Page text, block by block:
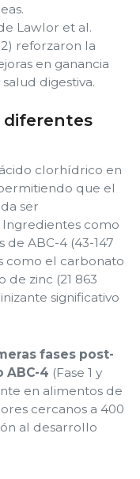
Lawlor et al.
reforzaron la
en ganancia
digestiva.
diferentes
clorhídrico en
que el
ser
como
de ABC-4 (43-147
como el carbonato
de zinc (21 863
significativo
fases post-
ABC-4 (Fase 1 y
en alimentos de
cercanos a 400
al desarrollo